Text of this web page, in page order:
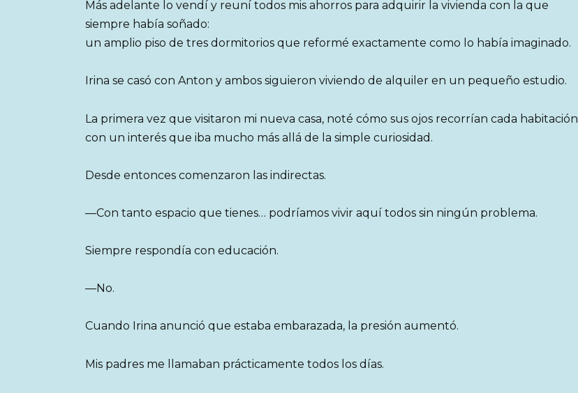
Más adelante lo vendí y reuní todos mis ahorros para adquirir la vivienda con la que
siempre había soñado:
un amplio piso de tres dormitorios que reformé exactamente como lo había imaginado.
Irina se casó con Anton y ambos siguieron viviendo de alquiler en un pequeño estudio.
La primera vez que visitaron mi nueva casa, noté cómo sus ojos recorrían cada habitación
con un interés que iba mucho más allá de la simple curiosidad.
Desde entonces comenzaron las indirectas.
—Con tanto espacio que tienes… podríamos vivir aquí todos sin ningún problema.
Siempre respondía con educación.
—No.
Cuando Irina anunció que estaba embarazada, la presión aumentó.
Mis padres me llamaban prácticamente todos los días.